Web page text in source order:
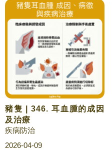
豬隻 | 346. 耳血腫的成因
及治療
疾病防治
2026-04-09